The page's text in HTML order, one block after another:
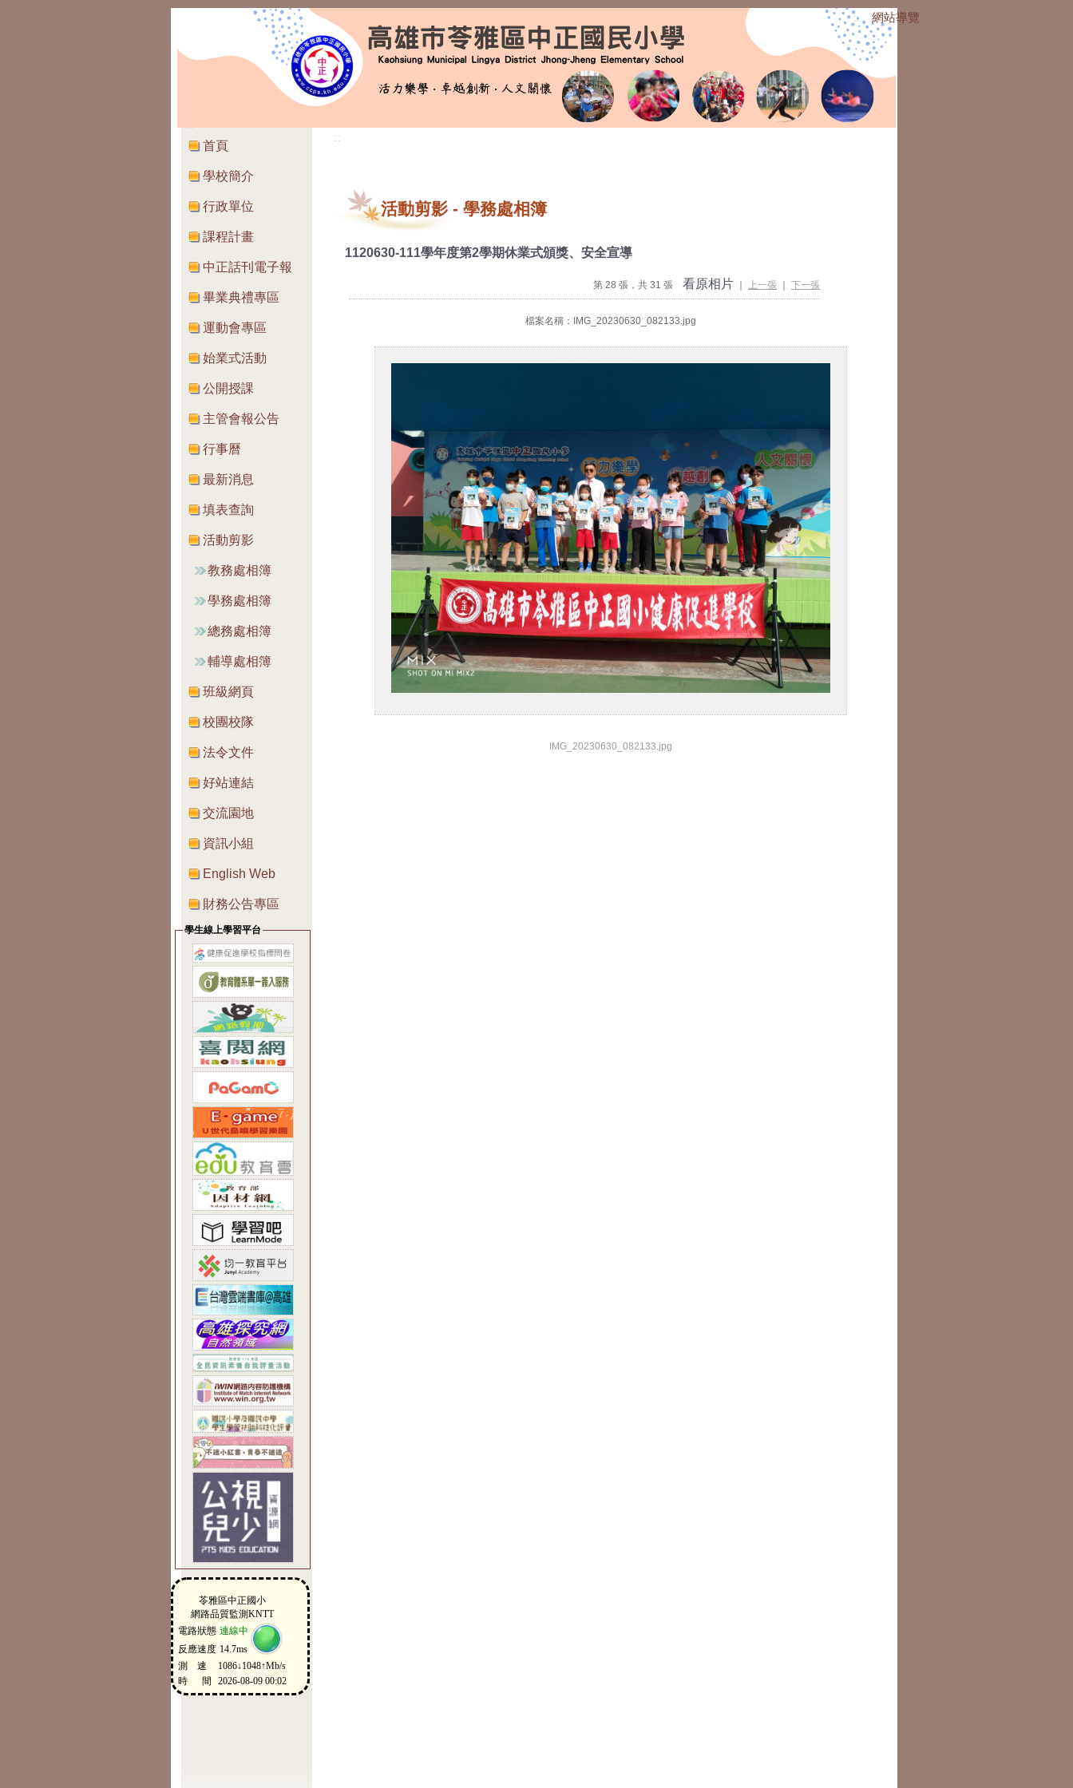
::: 網站導覽
:::
首頁
學校簡介
行政單位
課程計畫
中正話刊電子報
畢業典禮專區
運動會專區
始業式活動
公開授課
主管會報公告
行事曆
最新消息
填表查詢
活動剪影
教務處相簿
學務處相簿
總務處相簿
輔導處相簿
班級網頁
校團校隊
法令文件
好站連結
交流園地
資訊小組
English Web
財務公告專區
學生線上學習平台
:::
活動剪影 - 學務處相簿
1120630-111學年度第2學期休業式頒獎、安全宣導
第 28 張，共 31 張 看原相片 上一張 下一張
檔案名稱：IMG_20230630_082133.jpg
IMG_20230630_082133.jpg